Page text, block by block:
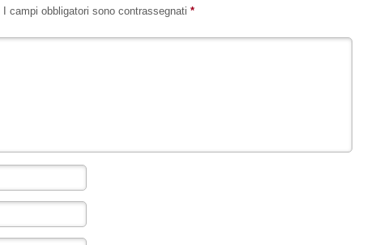
I campi obbligatori sono contrassegnati *